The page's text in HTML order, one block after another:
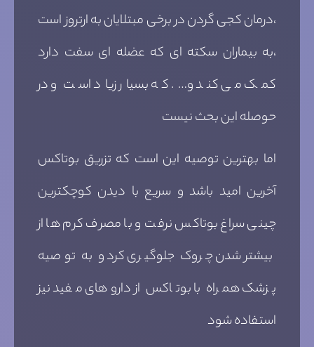
،درمان کجی گردن در برخی مبتلایان به ارتروز است
،به بیماران سکته ای که عضله ای سفت دارد
کمک می کند و…. که بسیار زیاد است و در
حوصله این بحث نیست
اما بهترین توصیه این است که تزریق بوتاکس
آخرین امید باشد و سریع با دیدن کوچکترین
چینی سراغ بوتاکس نرفت و با مصرف کرم ها از
بیشتر شدن چروک جلوگیری کرد و به توصیه
پزشک همراه با بوتاکس از داروهای مفید نیز
استفاده شود